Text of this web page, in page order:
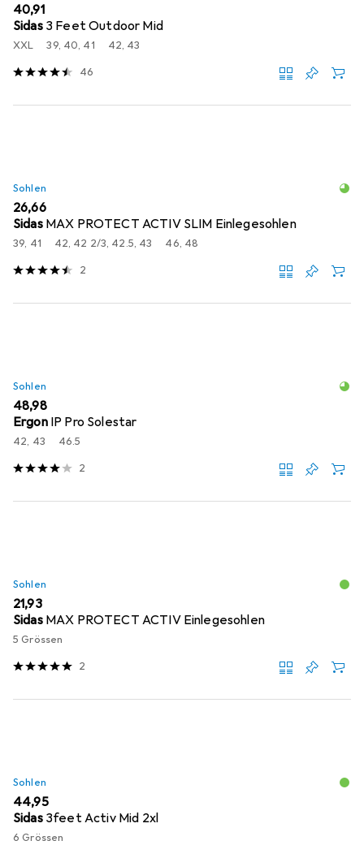
EUR
40,91
Sidas 3 Feet Outdoor Mid
XXL 39, 40, 41 42, 43
46
Sohlen
EUR
26,66
Sidas MAX PROTECT ACTIV SLIM Einlegesohlen
39, 41 42, 42 2/3, 42.5, 43 46, 48
2
Sohlen
EUR
48,98
Ergon IP Pro Solestar
42, 43 46.5
2
Sohlen
EUR
21,93
Sidas MAX PROTECT ACTIV Einlegesohlen
5 Grössen
2
Sohlen
EUR
44,95
Sidas 3feet Activ Mid 2xl
6 Grössen